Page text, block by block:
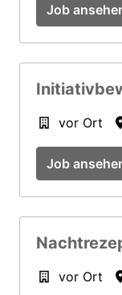
Job
vor Ort
Job
vor Ort